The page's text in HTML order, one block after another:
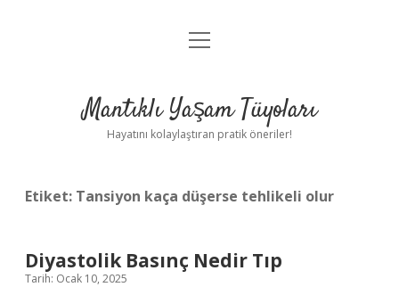
Anasayfa
Yasal Uyarı
menüyü
Mantıklı Yaşam Tüyoları
Hayatını kolaylaştıran pratik öneriler!
Etiket: Tansiyon kaça düşerse tehlikeli olur
Diyastolik Basınç Nedir Tıp
Tarih: Ocak 10, 2025